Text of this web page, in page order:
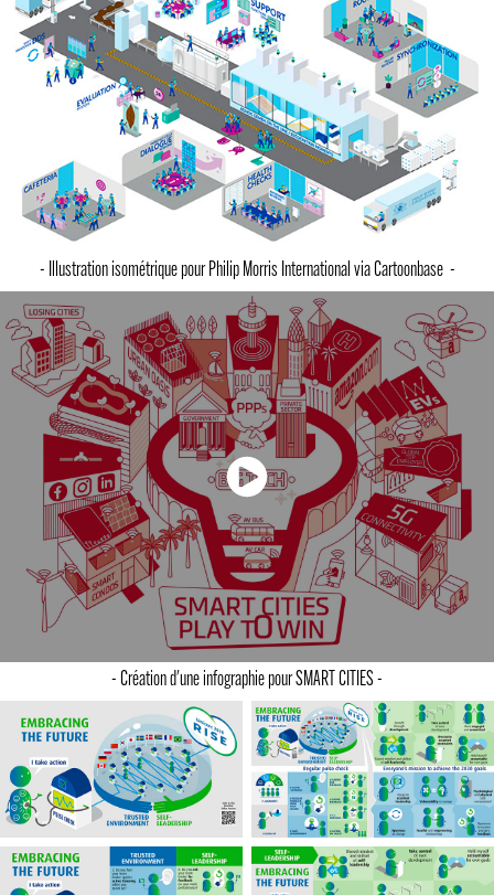
- Illustration isométrique pour Philip Morris International via Cartoonbase -
- Création d'une infographie pour SMART CITIES -